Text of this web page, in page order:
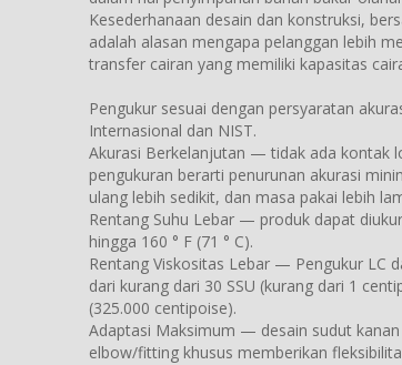
Kesederhanaan desain dan konstruksi,
adalah alasan mengapa pelanggan lebih
transfer cairan yang memiliki kapasitas
Pengukur sesuai dengan persyaratan
Internasional dan NIST.
Akurasi Berkelanjutan — tidak ada kontak
pengukuran berarti penurunan akurasi
ulang lebih sedikit, dan masa pakai lebih
Rentang Suhu Lebar — produk dapat
hingga 160 ° F (71 ° C).
Rentang Viskositas Lebar — Pengukur LC
dari kurang dari 30 SSU (kurang dari 1
(325.000 centipoise).
Adaptasi Maksimum — desain sudut
elbow/fitting khusus memberikan